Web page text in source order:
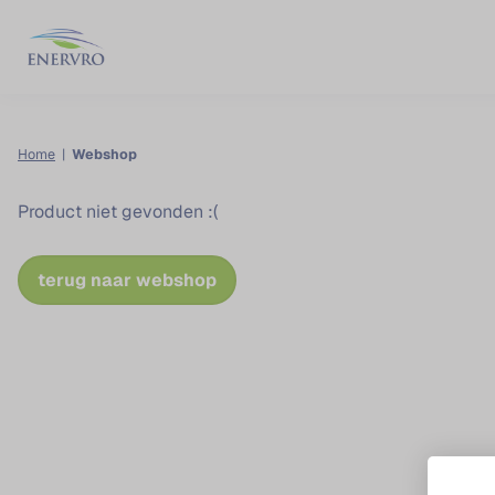
0
Home | Webshop
Product niet gevonden :(
terug naar webshop